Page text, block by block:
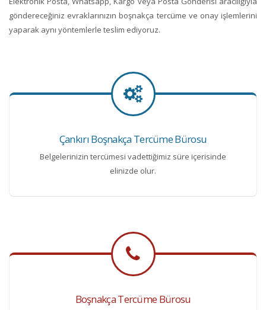
göndereceğiniz evraklarınızın boşnakça tercüme ve onay işlemlerini
yaparak aynı yöntemlerle teslim ediyoruz.
Çankırı Boşnakça Tercüme Bürosu
Belgelerinizin tercümesi vadettiğimiz süre içerisinde
elinizde olur.
Boşnakça Tercüme Bürosu